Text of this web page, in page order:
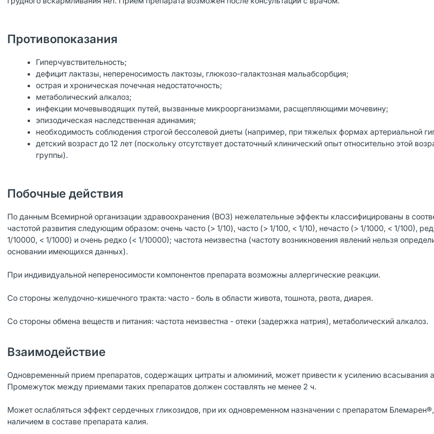
Противопоказания
Гиперчувствительность;
дефицит лактазы, непереносимость лактозы, глюкозо-галактозная мальабсорбция;
острая и хроническая почечная недостаточность;
метаболический алкалоз;
инфекции мочевыводящих путей, вызванные микроорганизмами, расщепляющими мочевину;
эпизодическая наследственная адинамия;
необходимость соблюдения строгой бессолевой диеты (например, при тяжелых формах артериальной
детский возраст до 12 лет (поскольку отсутствует достаточный клинический опыт относительно этой
группы).
Побочные действия
По данным Всемирной организации здравоохранения (ВОЗ) нежелательные эффекты классифицированы в
частотой развития следующим образом: очень часто (> 1/10), часто (> 1/100, < 1/10), нечасто (> 1/1000, < 1/100),
1/10000, < 1/1000) и очень редко (< 1/10000); частота неизвестна (частоту возникновения явлений нельзя
основании имеющихся данных).
При индивидуальной непереносимости компонентов препарата возможны аллергические реакции.
Со стороны желудочно-кишечного тракта: часто - боль в области живота, тошнота, рвота, диарея.
Со стороны обмена веществ и питания: частота неизвестна - отеки (задержка натрия), метаболический алкалоз.
Взаимодействие
Одновременный прием препаратов, содержащих цитраты и алюминий, может привести к усилению всасывания
Промежуток между приемами таких препаратов должен составлять не менее 2 ч.
Может ослабляться эффект сердечных гликозидов, при их одновременном назначении с препаратом
наличием в составе препарата калия.